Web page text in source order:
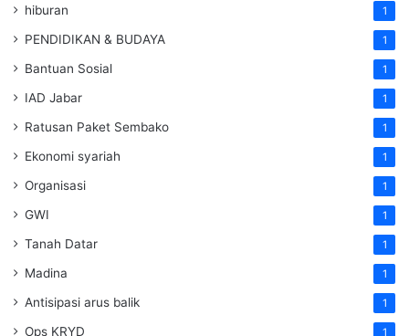
hiburan 1
PENDIDIKAN & BUDAYA 1
Bantuan Sosial 1
IAD Jabar 1
Ratusan Paket Sembako 1
Ekonomi syariah 1
Organisasi 1
GWI 1
Tanah Datar 1
Madina 1
Antisipasi arus balik 1
Ops KRYD 1